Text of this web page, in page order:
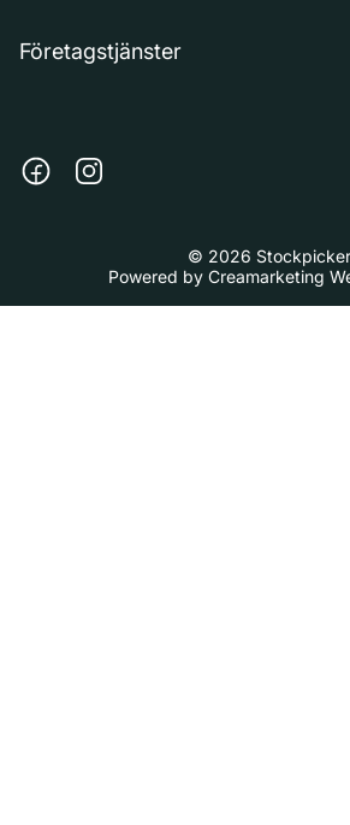
Företagstjänster
© 2026 Stockpicker
Powered by Creamarketing